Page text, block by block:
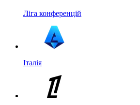
Ліга конференцій
Італія